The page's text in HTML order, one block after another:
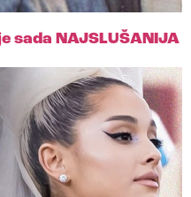
sada NAJSLUŠANIJA